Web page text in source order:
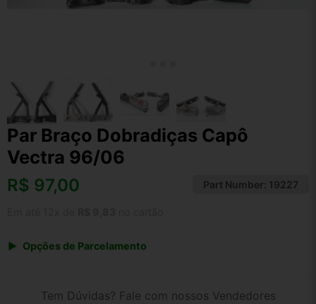
Par Braço Dobradiças Capô
Vectra 96/06
R$ 97,00 Part Number: 19227
Opções de Parcelamento
Tem Dúvidas? Fale com nossos Vendedores